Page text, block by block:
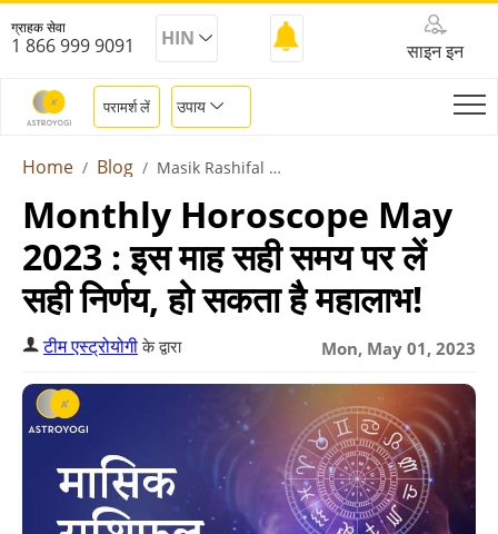
ग्राहक सेवा
1 866 999 9091 HIN
साइन इन
परामर्श लें उपाय
Home Blog Masik Rashifal May 2023
Monthly Horoscope May
2023 : इस माह सही समय पर लें
सही निर्णय, हो सकता है महालाभ!
Mon, May 01, 2023
टीम एस्ट्रोयोगीके द्वारा